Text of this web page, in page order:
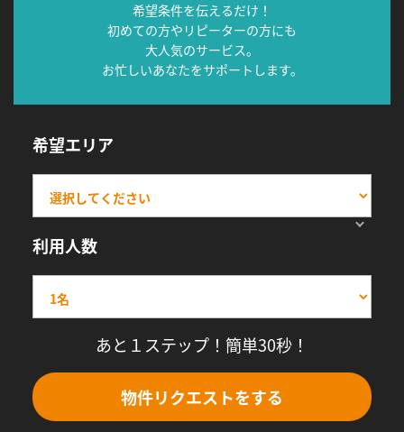
希望条件を伝えるだけ！
初めての方やリピーターの方にも
大人気のサービス。
お忙しいあなたをサポートします。
希望エリア
利用人数
あと１ステップ！簡単30秒！
物件リクエストをする